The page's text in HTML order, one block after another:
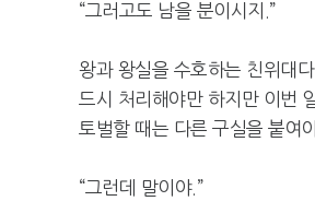
“그러고도 남을 분이시지.”
왕과 왕실을 수호하는 친위대
드시 처리해야만 하지만 이번
토벌할 때는 다른 구실을 붙여
“그런데 말이야.”